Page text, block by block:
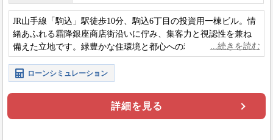
JR山手線「駒込」駅徒歩10分、駒込6丁目の投資用一棟ビル。情
緒あふれる霜降銀座商店街沿いに佇み、集客力と視認性を兼ね
備えた立地です。緑豊かな住環境と都心への利便性を享受で
き、将来的な資産価値も期待できる物件です。
ローンシミュレーション
詳細を見る